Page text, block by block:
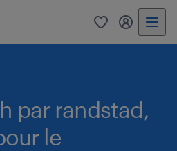
0 mon
par randstad,
le